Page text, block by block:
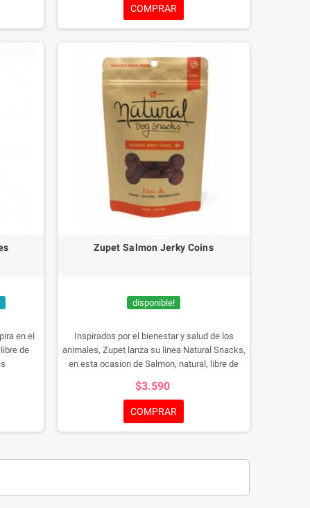
COMPRAR
en el
de
Zupet Salmon Jerky Coins
disponible!
Inspirados por el bienestar y salud de los
animales, Zupet lanza su linea Natural Snacks,
en esta ocasion de Salmon, natural, libre de
$3.590
COMPRAR